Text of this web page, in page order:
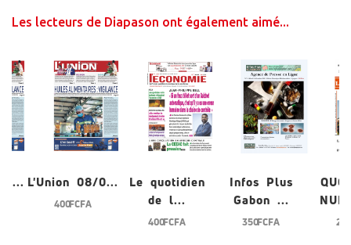
Les lecteurs de Diapason ont également aimé...
0... L'Union 08/0...
400 FCFA
Le quotidien
de l...
400 FCFA
Infos Plus
Gabon ...
350 FCFA